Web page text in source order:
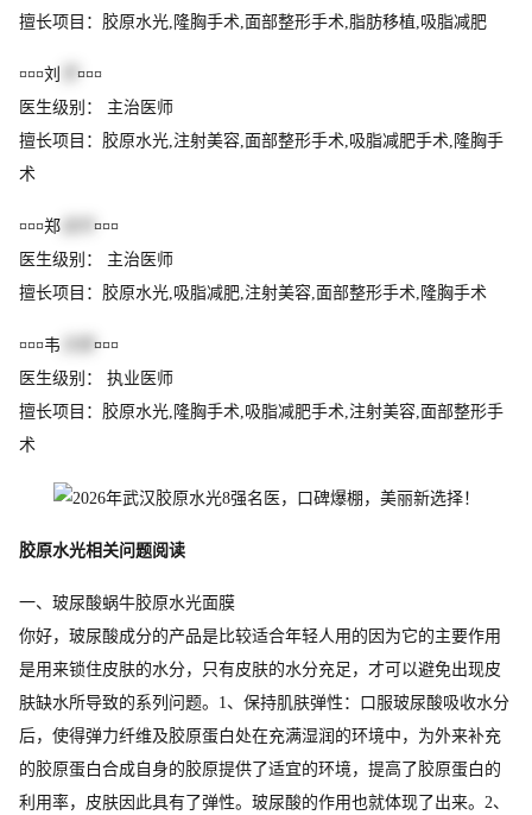
擅长项目：胶原水光,隆胸手术,面部整形手术,脂肪移植,吸脂减肥
¤¤¤刘
¤¤¤
医生级别： 主治医师
擅长项目：胶原水光,注射美容,面部整形手术,吸脂减肥手术,隆胸手
术
¤¤¤郑
¤¤¤
医生级别： 主治医师
擅长项目：胶原水光,吸脂减肥,注射美容,面部整形手术,隆胸手术
¤¤¤韦
¤¤¤
医生级别： 执业医师
擅长项目：胶原水光,隆胸手术,吸脂减肥手术,注射美容,面部整形手
术
胶原水光相关问题阅读
一、玻尿酸蜗牛胶原水光面膜
你好，玻尿酸成分的产品是比较适合年轻人用的因为它的主要作用
是用来锁住皮肤的水分，只有皮肤的水分充足，才可以避免出现皮
肤缺水所导致的系列问题。1、保持肌肤弹性：口服玻尿酸吸收水分
后，使得弹力纤维及胶原蛋白处在充满湿润的环境中，为外来补充
的胶原蛋白合成自身的胶原提供了适宜的环境，提高了胶原蛋白的
利用率，皮肤因此具有了弹性。玻尿酸的作用也就体现了出来。2、